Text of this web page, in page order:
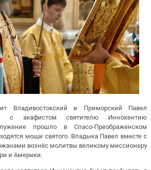
Владивостокский и Приморский Павел
с акафистом святителю Иннокентию
прошло в Спасо-Преображенском
мощи святого. Владыка Павел вместе с
вознёс молитвы великому миссионеру
и Америки.